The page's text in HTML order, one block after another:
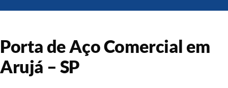
Portão de Garagem de
Enrolar em Queimados – RJ
Porta de Aço Comercial em
Arujá – SP